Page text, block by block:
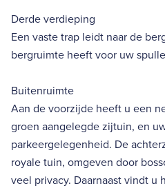
Derde verdieping
Een vaste trap leidt naar de
bergruimte heeft voor uw
Buitenruimte
Aan de voorzijde heeft u een
groen aangelegde zijtuin, en
parkeergelegenheid. De
royale tuin, omgeven door
veel privacy. Daarnaast vindt u